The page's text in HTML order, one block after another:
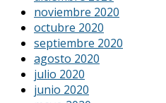
noviembre 2020
octubre 2020
septiembre 2020
agosto 2020
julio 2020
junio 2020